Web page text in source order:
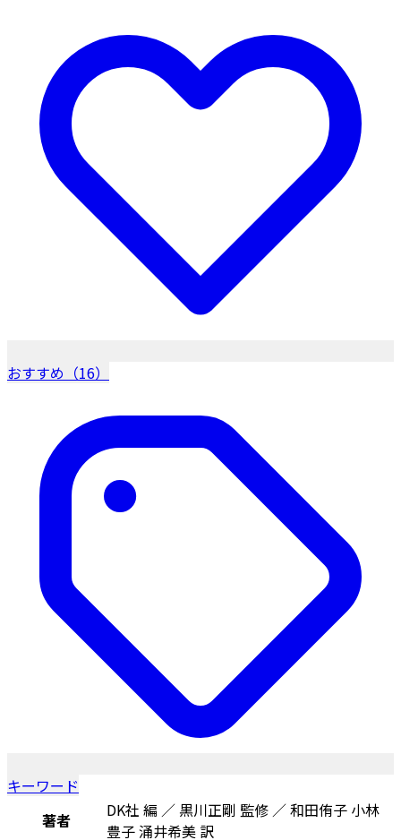
おすすめ（16）
キーワード
著者
DK社 編 ／ 黒川正剛 監修 ／ 和田侑子 小林
豊子 涌井希美 訳